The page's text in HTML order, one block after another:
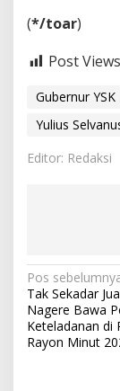
‎(*/toar)
Post
Gubernur YSK
Yulius
Editor: Redaksi
N
a
v
i
Pos
Tak Sekadar
Nagere Bawa
Keteladanan di
Rayon Minut